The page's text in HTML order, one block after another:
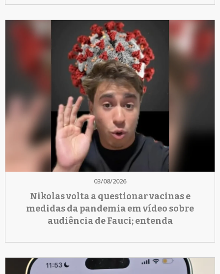
03/08/2026
Nikolas volta a questionar vacinas e
medidas da pandemia em vídeo sobre
audiência de Fauci; entenda